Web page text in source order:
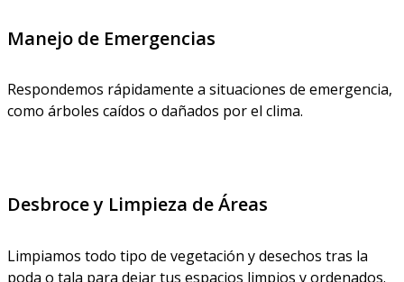
Manejo de Emergencias
Respondemos rápidamente a situaciones de emergencia,
como árboles caídos o dañados por el clima.
Desbroce y Limpieza de Áreas
Limpiamos todo tipo de vegetación y desechos tras la
poda o tala para dejar tus espacios limpios y ordenados.